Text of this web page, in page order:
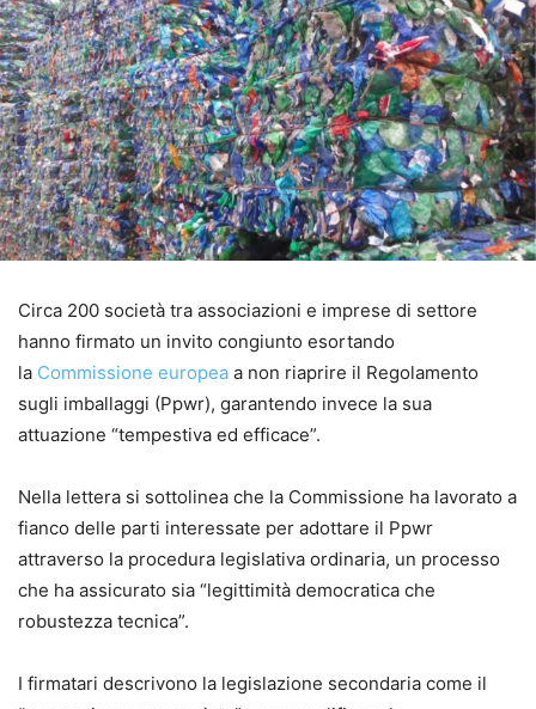
Circa 200 società tra associazioni e imprese di settore
hanno firmato un invito congiunto esortando
la Commissione europea a non riaprire il Regolamento
sugli imballaggi (Ppwr), garantendo invece la sua
attuazione “tempestiva ed efficace”.
Nella lettera si sottolinea che la Commissione ha lavorato a
fianco delle parti interessate per adottare il Ppwr
attraverso la procedura legislativa ordinaria, un processo
che ha assicurato sia “legittimità democratica che
robustezza tecnica”.
I firmatari descrivono la legislazione secondaria come il